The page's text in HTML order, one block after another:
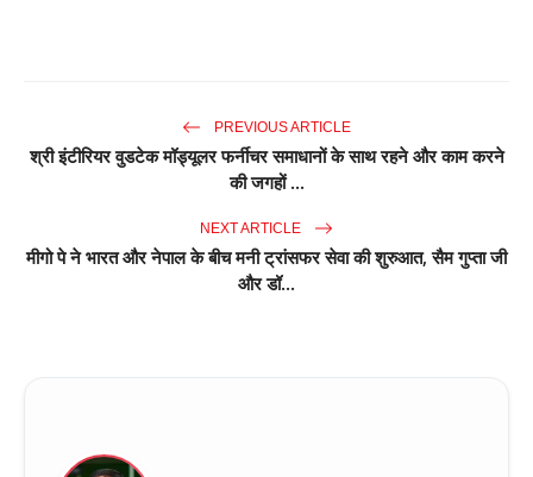
PREVIOUS ARTICLE
श्री इंटीरियर वुडटेक मॉड्यूलर फर्नीचर समाधानों के साथ रहने और काम करने
की जगहों ...
NEXT ARTICLE
मीगो पे ने भारत और नेपाल के बीच मनी ट्रांसफर सेवा की शुरुआत, सैम गुप्ता जी
और डॉ...